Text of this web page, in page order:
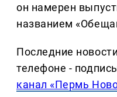
он намерен
названием
Последние
телефоне -
канал «Пермь